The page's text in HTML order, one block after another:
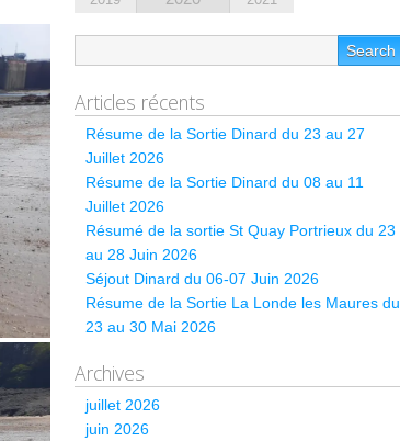
Articles récents
Résume de la Sortie Dinard du 23 au 27
Juillet 2026
Résume de la Sortie Dinard du 08 au 11
Juillet 2026
Résumé de la sortie St Quay Portrieux du 23
au 28 Juin 2026
Séjout Dinard du 06-07 Juin 2026
Résume de la Sortie La Londe les Maures du
23 au 30 Mai 2026
Archives
juillet 2026
juin 2026